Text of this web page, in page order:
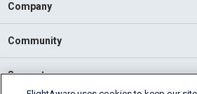
Company
Community
Support